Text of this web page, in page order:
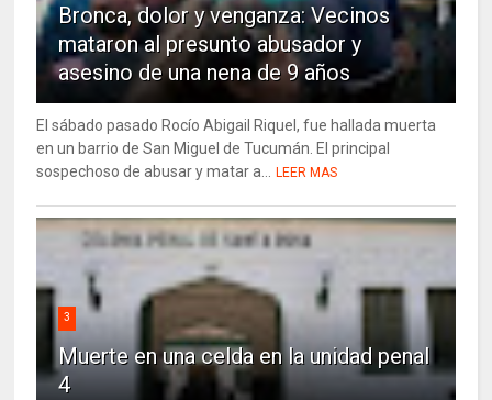
Bronca, dolor y venganza: Vecinos
mataron al presunto abusador y
asesino de una nena de 9 años
El sábado pasado Rocío Abigail Riquel, fue hallada muerta
en un barrio de San Miguel de Tucumán. El principal
sospechoso de abusar y matar a...
LEER MAS
3
Muerte en una celda en la unidad penal
4